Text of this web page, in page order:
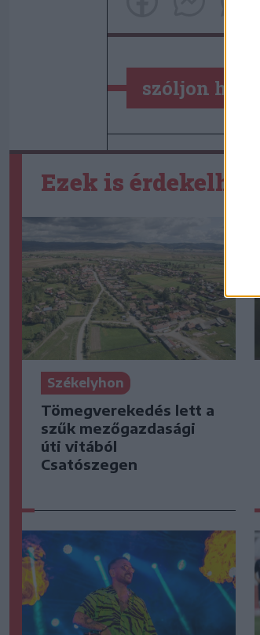
szóljon
Ezek is
Székelyhon
Tömegverekedés lett a
szűk mezőgazdasági
úti vitából
Csatószegen